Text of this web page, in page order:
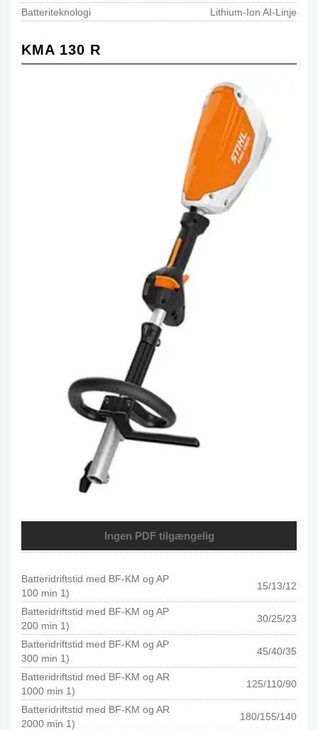
Batteriteknologi Lithium-Ion AI-Linje
KMA 130 R
Ingen PDF tilgængelig
Batteridriftstid med BF-KM og AP
100 min 1)
15/13/12
Batteridriftstid med BF-KM og AP
200 min 1)
30/25/23
Batteridriftstid med BF-KM og AP
300 min 1)
45/40/35
Batteridriftstid med BF-KM og AR
1000 min 1)
125/110/90
Batteridriftstid med BF-KM og AR
2000 min 1)
180/155/140